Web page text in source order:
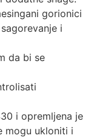
gorionici
i
da bi se
i opremljena je
mogu ukloniti i